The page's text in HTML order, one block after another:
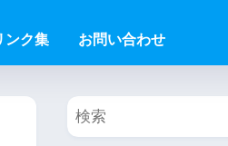
ンク集 お問い合わせ